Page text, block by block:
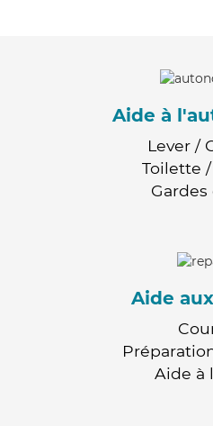
Aide à
Lever /
Toilette
Aide
Aide à